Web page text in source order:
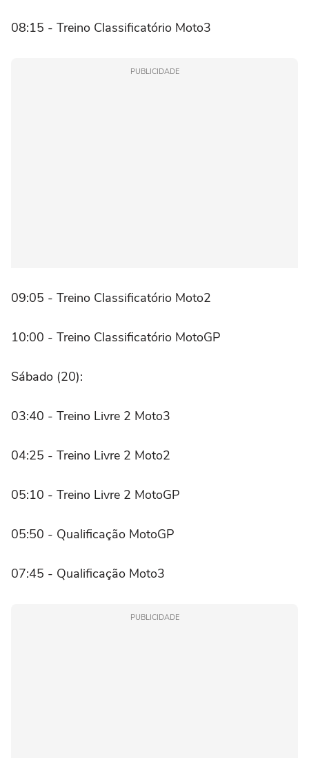
08:15 - Treino Classificatório Moto3
PUBLICIDADE
09:05 - Treino Classificatório Moto2
10:00 - Treino Classificatório MotoGP
Sábado (20):
03:40 - Treino Livre 2 Moto3
04:25 - Treino Livre 2 Moto2
05:10 - Treino Livre 2 MotoGP
05:50 - Qualificação MotoGP
07:45 - Qualificação Moto3
PUBLICIDADE